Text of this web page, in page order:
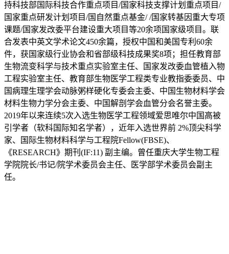
持科技部国际科技合作重点项目/国家科技支撑计划重点项目/
国家重点研发计划项目/国自然重点基金/ /国家转基因重大专项
课题/国家发改委平台建设重大项目等20余项国家级项目。联
合发表中英文学术论文450余篇，授权中国和美国专利60余
件，获国家级行业协会和省部级科技成果奖8项；担任教育部
生物流变科学与技术重点实验室主任、国家发改委血管植入物
工程实验室主任、教育部生物医学工程类专业教指委委员、中
国病理生理学会动脉粥样硬化专委会主委、中国生物材料学会
材料生物力学分会主委、中国解剖学会血管分会名誉主委。
2019年以来连续5次入选生物医学工程领域爱思唯尔中国高被
引学者（软科国际知名学者），近年入选世界前 2%顶尖科学
家、国际生物材料科学与工程院Fellow(FBSE)、
《RESEARCH》期刊(IF:11) 副主编。曾任重庆大学生物工程
学院院长/书记/院学术委员会主任、医学部学术委员会副主
任。